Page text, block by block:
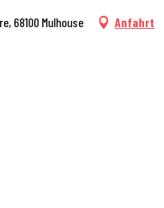
68100 Mulhouse Anfahrt